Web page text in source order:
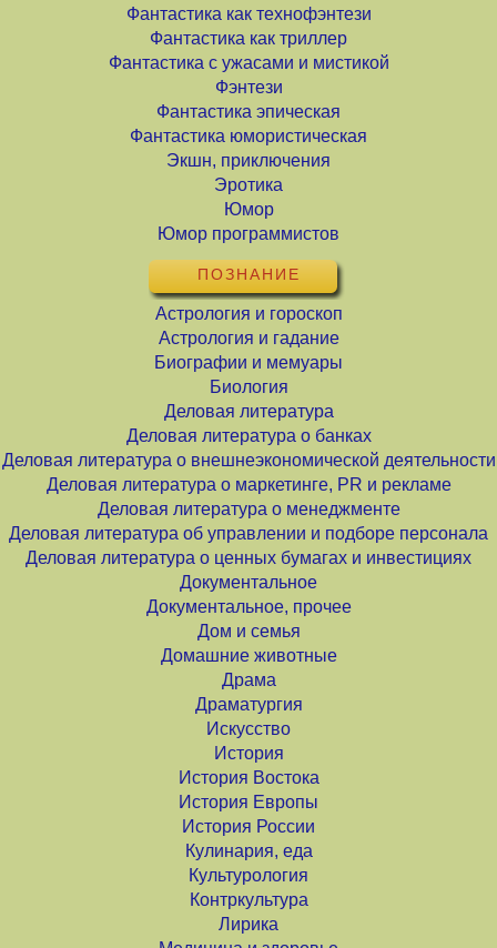
Фантастика как технофэнтези
Фантастика как триллер
Фантастика с ужасами и мистикой
Фэнтези
Фантастика эпическая
Фантастика юмористическая
Экшн, приключения
Эротика
Юмор
Юмор программистов
ПОЗНАНИЕ
Астрология и гороскоп
Астрология и гадание
Биографии и мемуары
Биология
Деловая литература
Деловая литература о банках
Деловая литература о внешнеэкономической деятельности
Деловая литература о маркетинге, PR и рекламе
Деловая литература о менеджменте
Деловая литература об управлении и подборе персонала
Деловая литература о ценных бумагах и инвестициях
Документальное
Документальное, прочее
Дом и семья
Домашние животные
Драма
Драматургия
Искусство
История
История Востока
История Европы
История России
Кулинария, еда
Культурология
Контркультура
Лирика